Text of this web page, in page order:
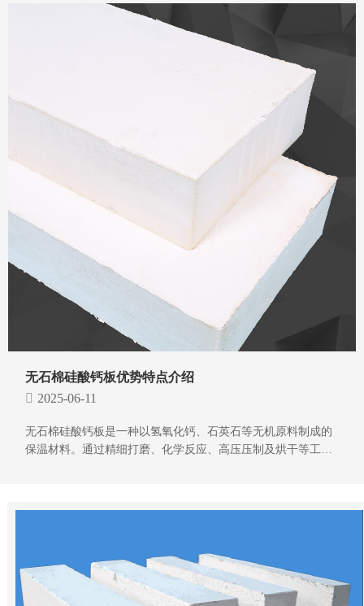
无石棉硅酸钙板优势特点介绍
2025-06-11
无石棉硅酸钙板是一种以氢氧化钙、石英石等无机原料制成的
保温材料。通过精细打磨、化学反应、高压压制及烘干等工艺